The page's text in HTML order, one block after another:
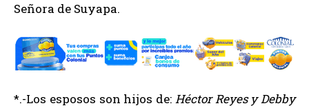
Señora de Suyapa.
*.-Los esposos son hijos de: Héctor Reyes y Debby